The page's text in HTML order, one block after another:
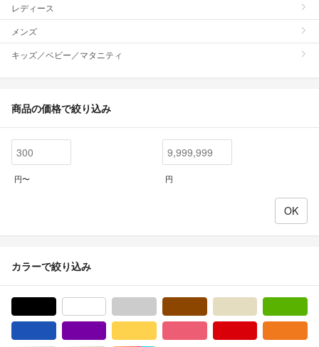
レディース
メンズ
キッズ／ベビー／マタニティ
商品の価格で絞り込み
円〜 円
カラーで絞り込み